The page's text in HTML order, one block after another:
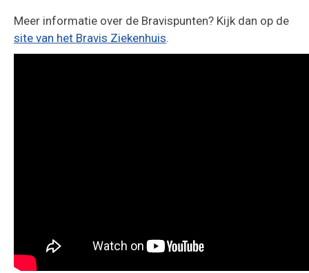
Meer informatie over de Bravispunten? Kijk dan op de
site van het Bravis Ziekenhuis.